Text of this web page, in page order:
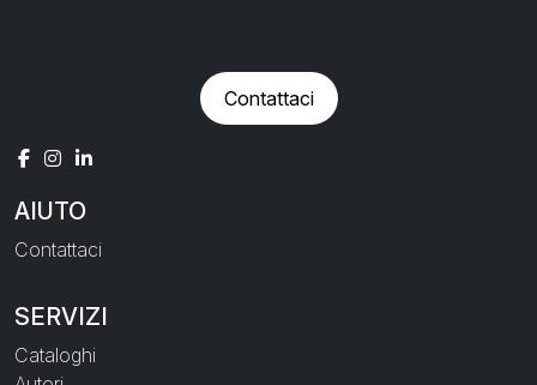
Contattaci
AIUTO
Contattaci
SERVIZI
Cataloghi